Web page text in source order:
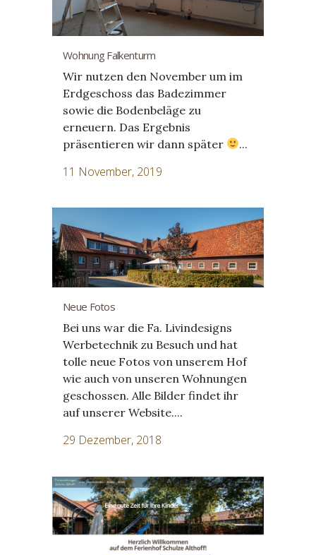
Wohnung Falkenturm
Wir nutzen den November um im
Erdgeschoss das Badezimmer
sowie die Bodenbeläge zu
erneuern. Das Ergebnis
präsentieren wir dann später
...
11 November, 2019
Neue Fotos
Bei uns war die Fa. Livindesigns
Werbetechnik zu Besuch und hat
tolle neue Fotos von unserem Hof
wie auch von unseren Wohnungen
geschossen. Alle Bilder findet ihr
auf unserer Website....
29 Dezember, 2018